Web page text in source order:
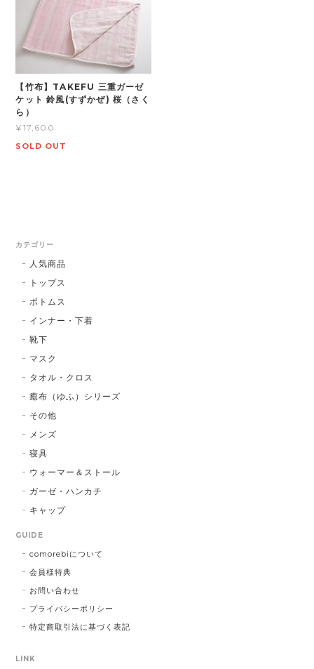
【竹布】TAKEFU 三重ガーゼ
ケット 鈴風(すずかぜ) 桜（さく
ら）
¥17,600
SOLD OUT
カテゴリー
人気商品
トップス
ボトムス
インナー・下着
靴下
マスク
タオル・クロス
癒布（ゆふ）シリーズ
その他
メンズ
寝具
ウォーマー＆ストール
ガーゼ・ハンカチ
キャップ
GUIDE
comorebiについて
会員様特典
お問い合わせ
プライバシーポリシー
特定商取引法に基づく表記
LINK